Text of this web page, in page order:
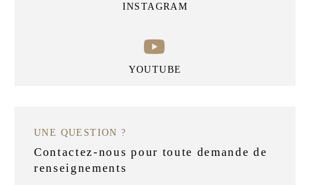
INSTAGRAM
YOUTUBE
UNE QUESTION ?
Contactez-nous pour toute demande de
renseignements